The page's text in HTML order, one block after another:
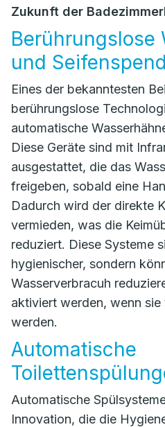
Zukunft der
Berührungslose
und
Eines der bekanntesten
berührungslose
automatische
Diese Geräte sind mit
ausgestattet, die das
freigeben, sobald eine
Dadurch wird der direkte
vermieden, was die
reduziert. Diese Systeme
hygienischer, sondern
Wasserverbracuh
aktiviert werden, wenn
werden.
Automatische
Automatische
Innovation, die die